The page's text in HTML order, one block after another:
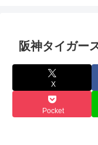
阪神タイガー
X
Pocket